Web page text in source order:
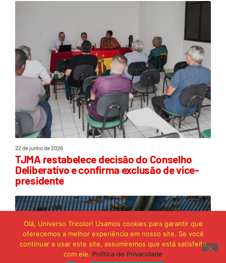
22 de junho de 2026
TJMA restabelece decisão do Conselho
Deliberativo e confirma exclusão de vice-
presidente
Olá, Universo Tricolor! Usamos cookies para garantir que
oferecemos a melhor experiência em nosso site. Se você
continuar a usar este site, assumiremos que está satisfeito
com ele. Política de Privacidade